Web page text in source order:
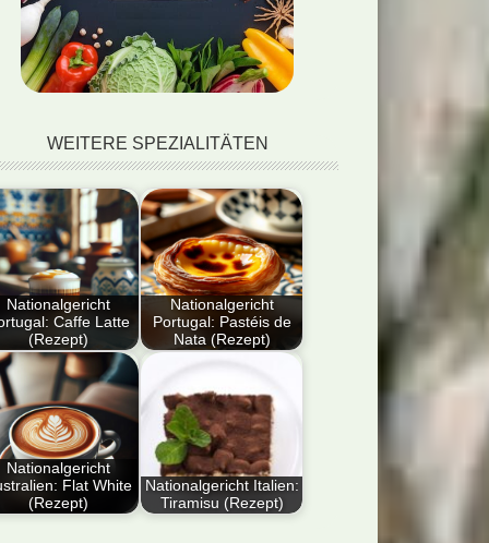
WEITERE SPEZIALITÄTEN
Nationalgericht
Caffe Latte
(Rezept)
das
Caffe Latte!
Rezept vereint
Nationalgericht
Portugal: Pastéis de
Nata (Rezept)
Entdecke das
Nationalgericht
Portugals: Pastéis de
Nata! Unser einfaches
Rezept…
Nationalgericht
Flat White
(Rezept)
Nationalgericht Italien:
Tiramisu (Rezept)